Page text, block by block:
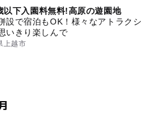
下入園料無料!高原の遊園地
設で宿泊もOK！様々なアトラクシ
いきり楽しんで
上越市